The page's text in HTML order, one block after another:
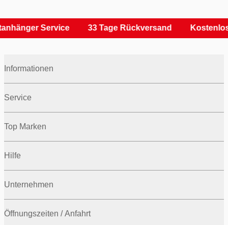
Service 33 Tage Rückversand
Informationen
Service
Top Marken
Hilfe
Unternehmen
Öffnungszeiten / Anfahrt